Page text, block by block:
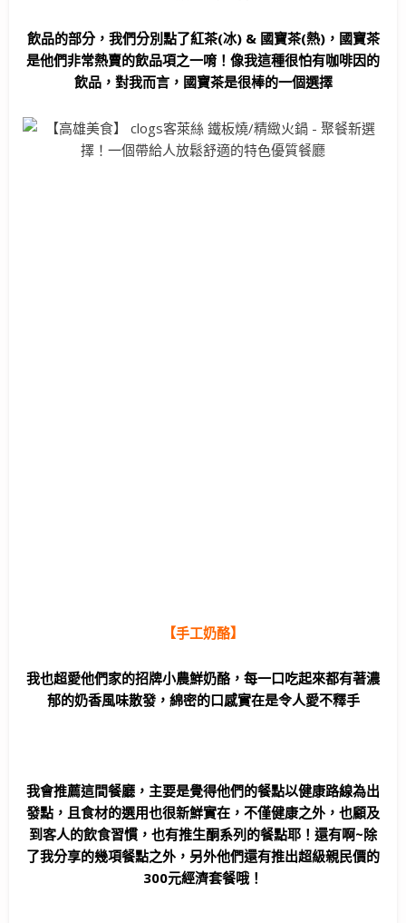
飲品的部分，我們分別點了紅茶(冰) & 國寶茶(熱)，國寶茶
是他們非常熱賣的飲品項之一唷！像我這種很怕有咖啡因的
飲品，對我而言，國寶茶是很棒的一個選擇
【手工奶酪】
我也超愛他們家的招牌小農鮮奶酪，每一口吃起來都有著濃
郁的奶香風味散發，綿密的口感實在是令人愛不釋手
我會推薦這間餐廳，主要是覺得他們的餐點以健康路線為出
發點，且食材的選用也很新鮮實在，不僅健康之外，也顧及
到客人的飲食習慣，也有推生酮系列的餐點耶！還有啊~除
了我分享的幾項餐點之外，另外他們還有推出超級親民價的
300元經濟套餐哦！